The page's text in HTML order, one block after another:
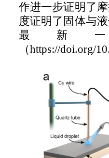
作进一步证明了
度证明了固体与
最新
（https://doi.org/